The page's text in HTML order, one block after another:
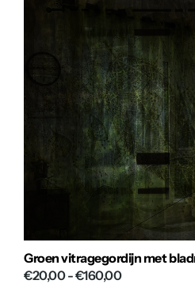
Groen vitragegordijn met
€20,00- €160,00